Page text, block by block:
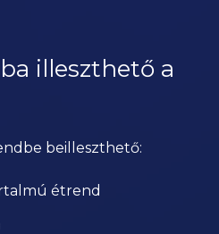
illeszthető a
beilleszthető:
étrend